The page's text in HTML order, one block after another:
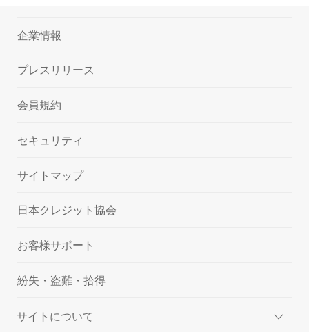
企業情報
プレスリリース
会員規約
セキュリティ
サイトマップ
日本クレジット協会
お客様サポート
紛失・盗難・拾得
サイトについて